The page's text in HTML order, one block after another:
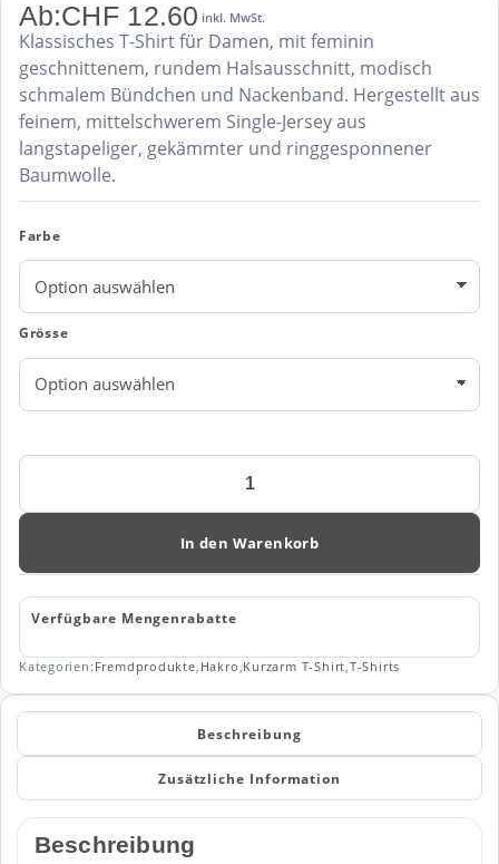
Ab:CHF12.60 inkl. MwSt.
Klassisches T-Shirt für Damen, mit feminin
geschnittenem, rundem Halsausschnitt, modisch
schmalem Bündchen und Nackenband. Hergestellt aus
feinem, mittelschwerem Single-Jersey aus
langstapeliger, gekämmter und ringgesponnener
Baumwolle.
Farbe
Grösse
DAMEN
SHIRT
127
In den Warenkorb
Verfügbare Mengenrabatte
Kategorien: Fremdprodukte, Hakro,Kurzarm T-Shirt,T-Shirts
Beschreibung
Zusätzliche Information
Beschreibung